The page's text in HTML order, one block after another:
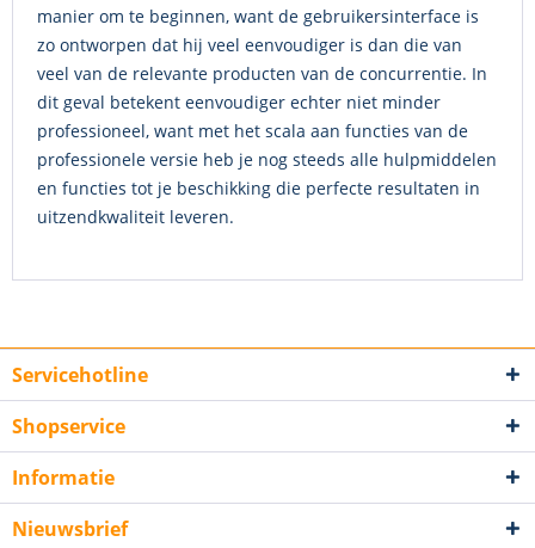
manier om te beginnen, want de gebruikersinterface is
zo ontworpen dat hij veel eenvoudiger is dan die van
veel van de relevante producten van de concurrentie. In
dit geval betekent eenvoudiger echter niet minder
professioneel, want met het scala aan functies van de
professionele versie heb je nog steeds alle hulpmiddelen
en functies tot je beschikking die perfecte resultaten in
uitzendkwaliteit leveren.
Servicehotline
Shopservice
Informatie
Nieuwsbrief